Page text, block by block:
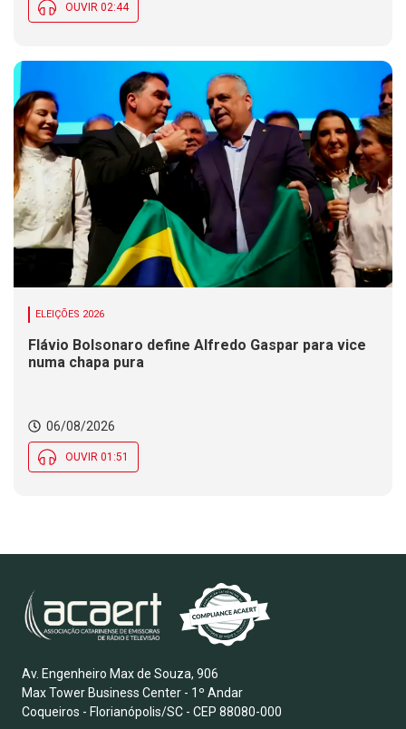
OUVIR 02:44
ELEIÇÕES 2026
Flávio Bolsonaro define Alfredo Gaspar para vice
numa chapa pura
06/08/2026
OUVIR 01:51
Av. Engenheiro Max de Souza, 906
Max Tower Business Center - 1º Andar
Coqueiros - Florianópolis/SC - CEP 88080-000